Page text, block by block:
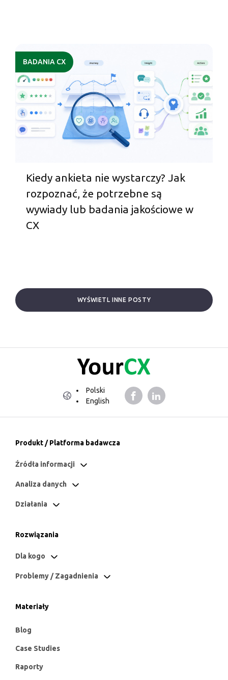
BADANIA CX
Kiedy ankieta nie wystarczy? Jak
rozpoznać, że potrzebne są
wywiady lub badania jakościowe w
CX
WYŚWIETL INNE POSTY
Polski
English
Produkt / Platforma badawcza
Źródła informacji
Analiza danych
Działania
Rozwiązania
Dla kogo
Problemy / Zagadnienia
Materiały
Blog
Case Studies
Raporty